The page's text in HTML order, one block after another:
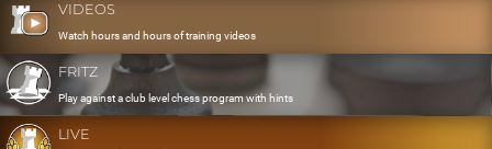
VIDEOS
Watch hours and hours of training videos
FRITZ
Play against a club level chess program with hints
LIVE